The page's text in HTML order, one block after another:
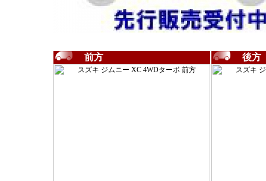
前方 後方